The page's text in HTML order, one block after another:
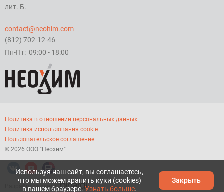
лит. Б.
contact@neohim.com
(812) 702-12-46
Пн-Пт: 09:00 - 18:00
Политика в отношении персональных данных
Политика использования cookie
Пользовательское соглашение
© 2026 ООО "Неохим"
Разработка сайта
Используя наш сайт, вы соглашаетесь,
что мы можем хранить куки (cookies)
в вашем браузере. Узнать больше.
Закрыть